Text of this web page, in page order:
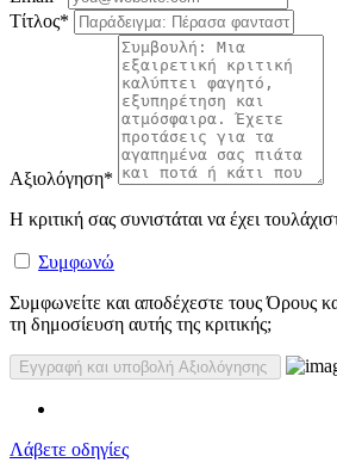
Τίτλος*
Αξιολόγηση*
Η κριτική σας συνιστάται να έχει
Συμφωνώ
Συμφωνείτε και αποδέχεστε τους Όρους
τη δημοσίευση αυτής της κριτικής;
Λάβετε οδηγίες